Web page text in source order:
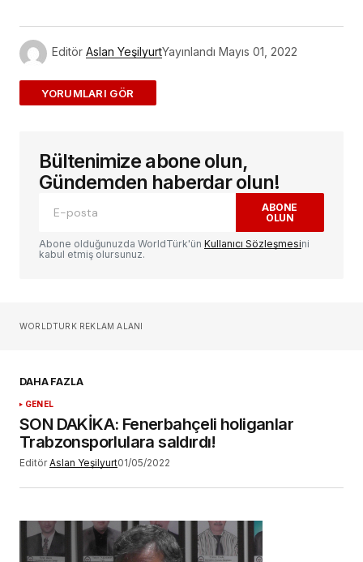
Editör Aslan YeşilyurtYayınlandı Mayıs 01, 2022
ADD A COMMENT
E-posta adresiniz yayınlanmayacak.
alanlar*ile işaretlenmişlerdir
Yorum
Sizin adınız*
Daha sonraki yorumlarımda kullanılması için
adım, e-posta adresim ve site adresim bu
tarayıcıya kaydedilsin.
YORUM GÖNDER
Bültenimize abone olun,
Gündemden haberdar olun!
ABONE
OLUN
Abone olduğunuzda WorldTürk'ün Kullanıcı Sözleşmesini
kabul etmiş olursunuz.
WORLDTURK REKLAM ALANI
DAHA FAZLA
GENEL
SON DAKİKA: Fenerbahçeli holiganlar
Trabzonsporlulara saldırdı!
Editör Aslan Yeşilyurt01/05/2022